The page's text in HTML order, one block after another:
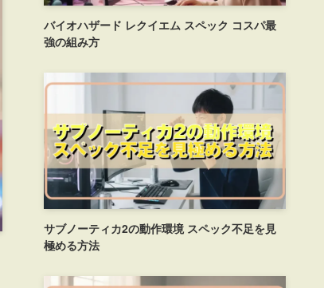
バイオハザード レクイエム スペック コスパ最
強の組み方
サブノーティカ2の動作環境 スペック不足を見
極める方法